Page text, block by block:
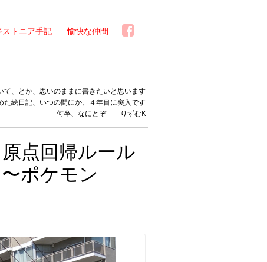
ストニア手記 愉快な仲間
、とか、思いのままに書きたいと思います
た絵日記、いつの間にか、４年目に突入です
何卒、なにとぞ りずむK
点回帰ルール
ポケモン